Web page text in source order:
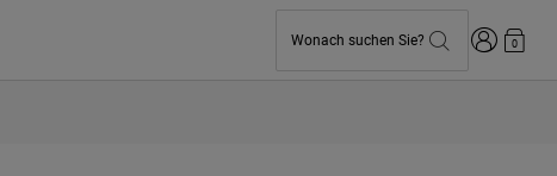
Wonach suchen Sie? Anmelden
0